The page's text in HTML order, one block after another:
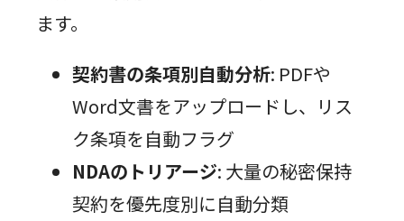
ます。
契約書の条項別自動分析: PDFや
Word文書をアップロードし、リス
ク条項を自動フラグ
NDAのトリアージ: 大量の秘密保持
契約を優先度別に自動分類